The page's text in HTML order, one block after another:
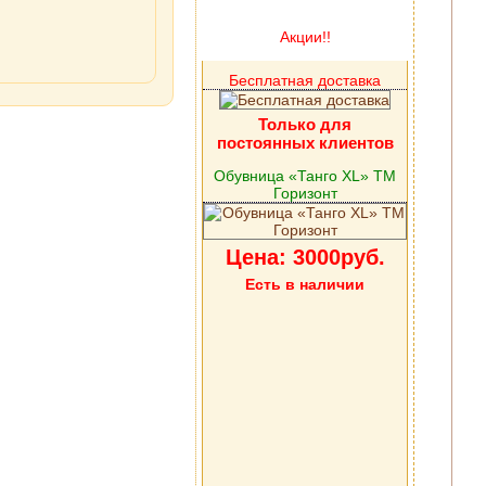
Акции!!
Бесплатная доставка
Только для
постоянных клиентов
Обувница «Танго XL» ТМ
Горизонт
Цена: 3000руб.
Есть в наличии